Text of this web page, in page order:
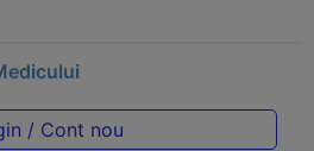
/ Cont nou